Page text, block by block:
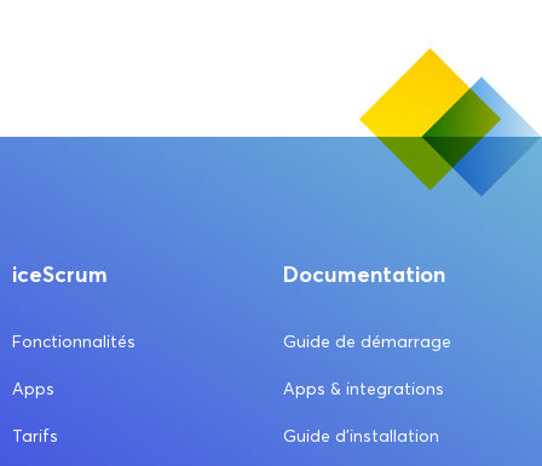
iceScrum
Fonctionnalités
Apps
Tarifs
Documentation
Guide de démarrage
Apps & integrations
Guide d’installation